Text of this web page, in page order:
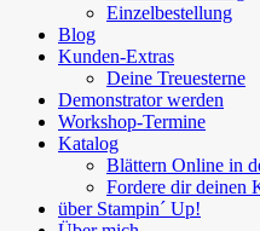
Einzelbestellung
Blog
Kunden-Extras
Deine Treuesterne
Demonstrator werden
Workshop-Termine
Katalog
Blättern Online in
Fordere dir deinen
über Stampin´ Up!